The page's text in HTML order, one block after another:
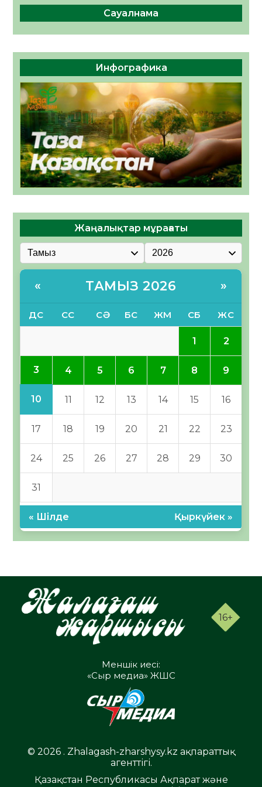
Сауалнама
Инфографика
Жаңалықтар мұрағаты
« ТАМЫЗ 2026 »
ДС СС СӘ БС ЖМ СБ ЖС
1 2
3 4 5 6 7 8 9
10 11 12 13 14 15 16
17 18 19 20 21 22 23
24 25 26 27 28 29 30
31
« Шілде Қыркүйек »
16+
Меншік иесі:
«Сыр медиа» ЖШС
© 2026 . Zhalagash-zharshysy.kz ақпараттық
агенттігі.
Қазақстан Республикасы Ақпарат және